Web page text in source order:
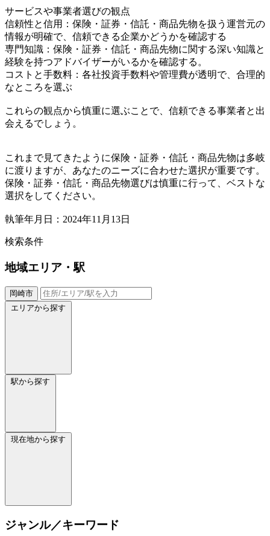
サービスや事業者選びの観点
信頼性と信用：保険・証券・信託・商品先物を扱う運営元の
情報が明確で、信頼できる企業かどうかを確認する
専門知識：保険・証券・信託・商品先物に関する深い知識と
経験を持つアドバイザーがいるかを確認する。
コストと手数料：各社投資手数料や管理費が透明で、合理的
なところを選ぶ
これらの観点から慎重に選ぶことで、信頼できる事業者と出
会えるでしょう。
これまで見てきたように保険・証券・信託・商品先物は多岐
に渡りますが、あなたのニーズに合わせた選択が重要です。
保険・証券・信託・商品先物選びは慎重に行って、ベストな
選択をしてください。
執筆年月日：2024年11月13日
検索条件
地域エリア・駅
岡崎市
エリアから探す
駅から探す
現在地から探す
ジャンル／キーワード